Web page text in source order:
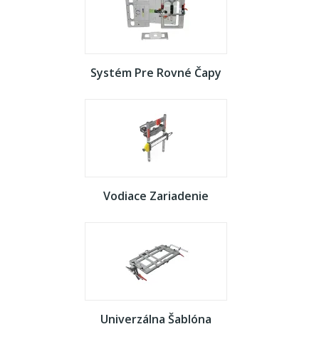
Systém Pre Rovné Čapy
Vodiace Zariadenie
Univerzálna Šablóna